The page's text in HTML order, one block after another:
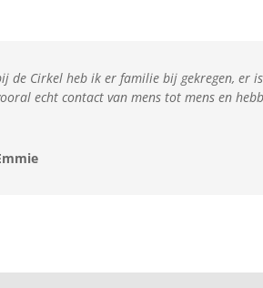
de Cirkel heb ik er familie bij gekregen, er
echt contact van mens tot mens en